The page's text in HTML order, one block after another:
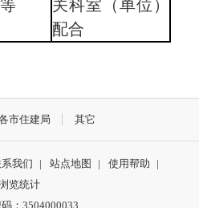
关科室（单位）
配合
市住建局 其它
我们 | 站点地图 | 使用帮助
|
览统计
：3504000033